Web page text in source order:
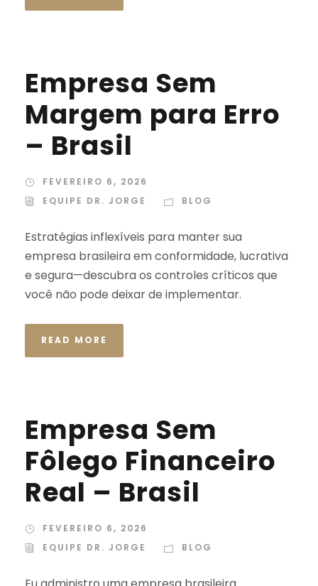
Empresa Sem
Margem para Erro
– Brasil
FEVEREIRO 6, 2026
EQUIPE DR. JORGE
BLOG
Estratégias inflexíveis para manter sua
empresa brasileira em conformidade, lucrativa
e segura—descubra os controles críticos que
você não pode deixar de implementar.
READ MORE
Empresa Sem
Fôlego Financeiro
Real – Brasil
FEVEREIRO 6, 2026
EQUIPE DR. JORGE
BLOG